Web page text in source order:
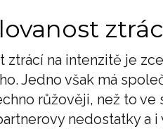
ztrácí na intenzitě je
Jedno však má
růžověji, než to ve
nedostatky a i